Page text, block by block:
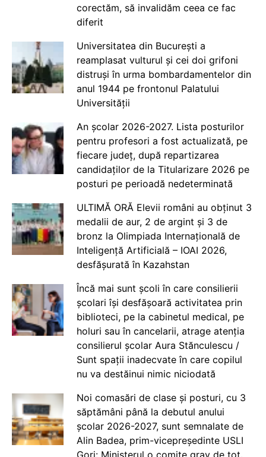
corectăm, să invalidăm ceea ce fac
diferit
Universitatea din București a
reamplasat vulturul și cei doi grifoni
distruși în urma bombardamentelor din
anul 1944 pe frontonul Palatului
Universității
An școlar 2026-2027. Lista posturilor
pentru profesori a fost actualizată, pe
fiecare județ, după repartizarea
candidaților de la Titularizare 2026 pe
posturi pe perioadă nedeterminată
ULTIMĂ ORĂ Elevii români au obținut 3
medalii de aur, 2 de argint și 3 de
bronz la Olimpiada Internațională de
Inteligență Artificială – IOAI 2026,
desfășurată în Kazahstan
Încă mai sunt școli în care consilierii
școlari își desfășoară activitatea prin
biblioteci, pe la cabinetul medical, pe
holuri sau în cancelarii, atrage atenția
consilierul școlar Aura Stănculescu /
Sunt spații inadecvate în care copilul
nu va destăinui nimic niciodată
Noi comasări de clase și posturi, cu 3
săptămâni până la debutul anului
școlar 2026-2027, sunt semnalate de
Alin Badea, prim-vicepreședinte USLI
Gorj: Ministerul o comite grav de tot.